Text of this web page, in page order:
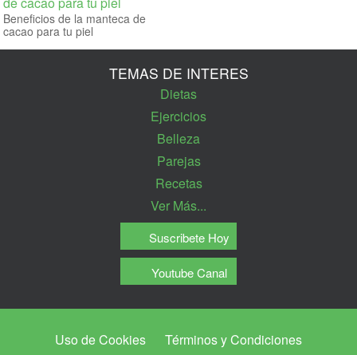
Beneficios de la manteca de
cacao para tu piel
TEMAS DE INTERES
Dietas
Ejercicios
Belleza
Parejas
Recetas
Ver Más...
Suscribete Hoy
Youtube Canal
Uso de Cookies Términos y Condiciones